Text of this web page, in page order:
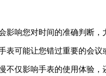
影响您对时间的准确判断，
表可能让您错过重要的会议
不仅影响手表的使用体验，